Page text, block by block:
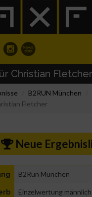
Christian Fletcher
B2RUN München
Fletcher
Neue
B2Run München
Einzelwertung männlich